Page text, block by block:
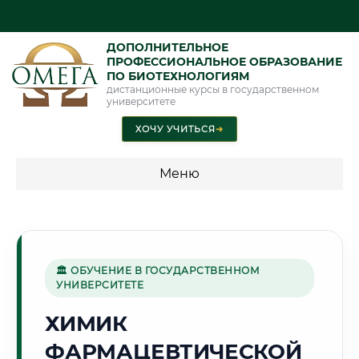
ДОПОЛНИТЕЛЬНОЕ
ПРОФЕССИОНАЛЬНОЕ ОБРАЗОВАНИЕ
ПО БИОТЕХНОЛОГИЯМ
дистанционные курсы в государственном
университете
ХОЧУ УЧИТЬСЯ➜
Меню
Г. КРАСНОЯРСК
🏛 ОБУЧЕНИЕ В ГОСУДАРСТВЕННОМ
УНИВЕРСИТЕТЕ
ХИМИК
ФАРМАЦЕВТИЧЕСКОЙ